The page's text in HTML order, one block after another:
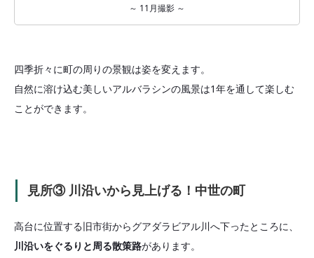
～ 11月撮影 ～
四季折々に町の周りの景観は姿を変えます。
自然に溶け込む美しいアルバラシンの風景は1年を通して楽しむ
ことができます。
見所③ 川沿いから見上げる！中世の町
高台に位置する旧市街からグアダラビアル川へ下ったところに、
川沿いをぐるりと周る散策路があります。